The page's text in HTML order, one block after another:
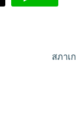
สภาเ